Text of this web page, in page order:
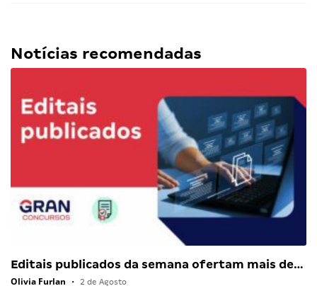
Notícias recomendadas
Editais publicados da semana ofertam mais de…
Olivia Furlan • 2 de Agosto